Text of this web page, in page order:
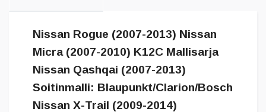
Nissan Rogue (2007-2013) Nissan
Micra (2007-2010) K12C Mallisarja
Nissan Qashqai (2007-2013)
Soitinmalli: Blaupunkt/Clarion/Bosch
Nissan X-Trail (2009-2014)